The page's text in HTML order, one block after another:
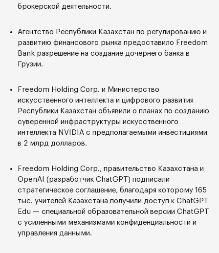
брокерской деятельности.
Агентство Республики Казахстан по регулированию и
развитию финансового рынка предоставило Freedom
Bank разрешение на создание дочернего банка в
Грузии.
Freedom Holding Corp. и Министерство
искусственного интеллекта и цифрового развития
Республики Казахстан объявили о планах по созданию
суверенной инфраструктуры искусственного
интеллекта NVIDIA с предполагаемыми инвестициями
в 2 млрд долларов.
Freedom Holding Corp., правительство Казахстана и
OpenAI (разработчик ChatGPT) подписали
стратегическое соглашение, благодаря которому 165
тыс. учителей Казахстана получили доступ к ChatGPT
Edu — специальной образовательной версии ChatGPT
с усиленными механизмами конфиденциальности и
управления данными.